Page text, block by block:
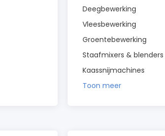
Deegbewerking
Vleesbewerking
Groentebewerking
Staafmixers & blenders
Kaassnijmachines
Toon meer